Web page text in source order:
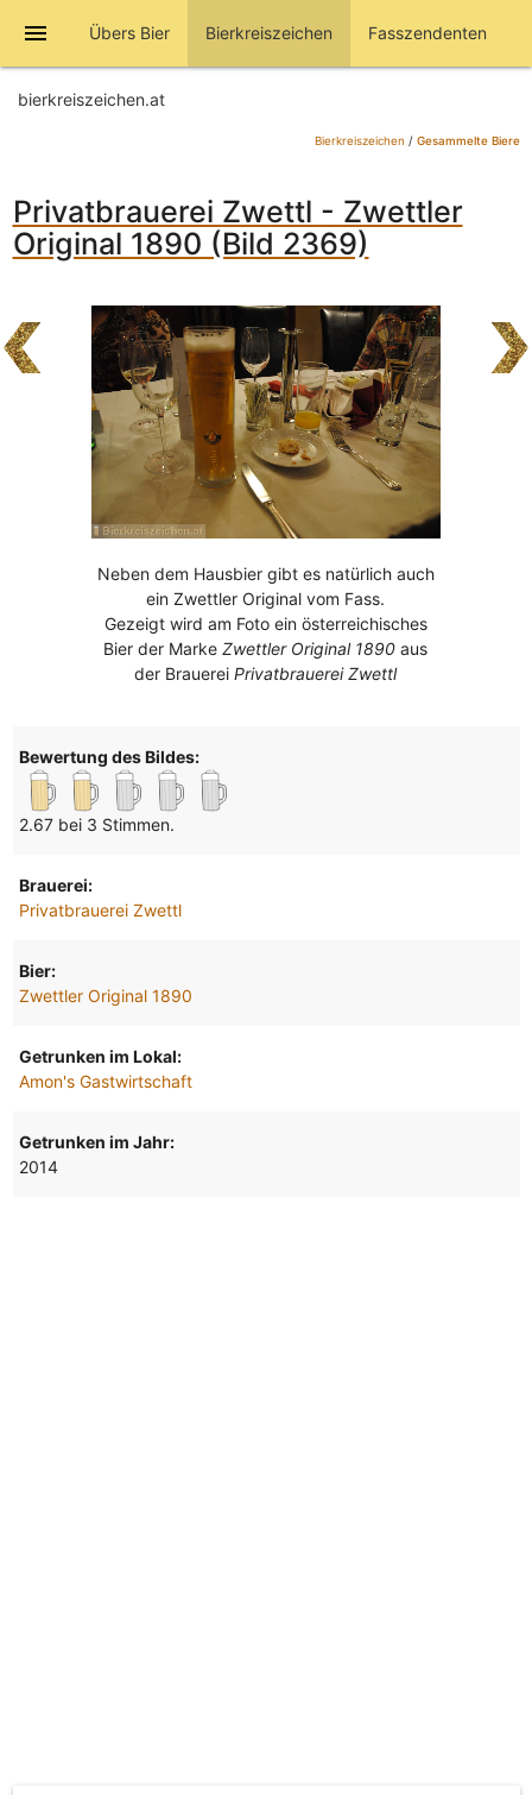
menu Übers Bier Bierkreiszeichen Fasszendenten
bierkreiszeichen.at
Bierkreiszeichen / Gesammelte Biere
Privatbrauerei Zwettl - Zwettler
Original 1890 (Bild 2369)
Neben dem Hausbier gibt es natürlich auch
ein Zwettler Original vom Fass.
Gezeigt wird am Foto ein österreichisches
Bier der MarkeZwettler Original 1890 aus
der BrauereiPrivatbrauerei Zwettl
Bewertung des Bildes:
2.67 bei 3 Stimmen.
Brauerei:
Privatbrauerei Zwettl
Bier:
Zwettler Original 1890
Getrunken im Lokal:
Amon's Gastwirtschaft
Getrunken im Jahr:
2014